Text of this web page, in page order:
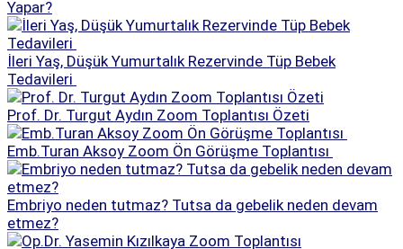
Yapar?
İleri Yaş, Düşük Yumurtalık Rezervinde Tüp Bebek
Tedavileri
Prof. Dr. Turgut Aydın Zoom Toplantısı Özeti
Emb.Turan Aksoy Zoom Ön Görüşme Toplantısı
Embriyo neden tutmaz? Tutsa da gebelik neden devam
etmez?